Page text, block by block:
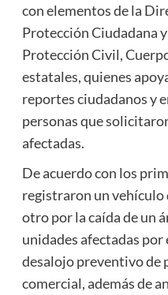
con elementos de la
Protección Ciudadana
Protección Civil,
estatales, quienes
reportes ciudadanos y
personas que
afectadas.
De acuerdo con los
registraron un vehículo
otro por la caída de un
unidades afectadas por
desalojo preventivo de
comercial, además de